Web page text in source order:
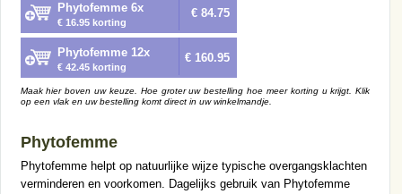
Phytofemme 6x
€ 16.95 korting
€ 84.75
Phytofemme 12x
€ 42.45 korting
€ 160.95
Maak hier boven uw keuze. Hoe groter uw bestelling hoe meer korting u krijgt. Klik
op een vlak en uw bestelling komt direct in uw winkelmandje.
Phytofemme
Phytofemme helpt op natuurlijke wijze typische overgangsklachten
verminderen en voorkomen. Dagelijks gebruik van Phytofemme